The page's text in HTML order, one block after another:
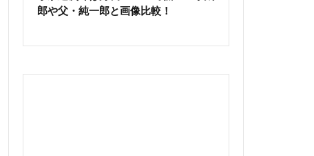
郎や父・純一郎と画像比較！